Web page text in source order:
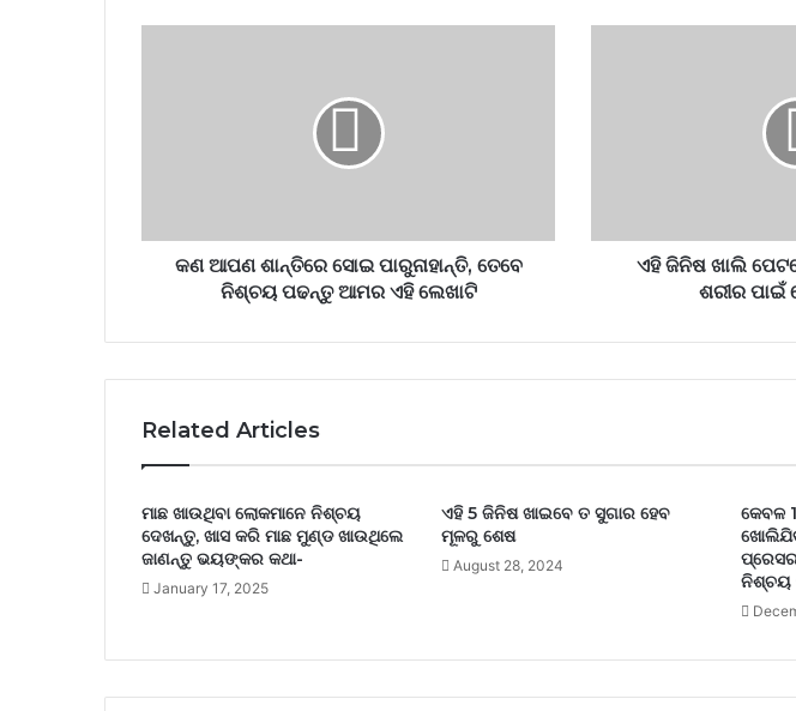
କଣ ଆପଣ ଶାନ୍ତିରେ ସୋଇ ପାରୁନାହାନ୍ତି, ତେବେ
ନିଶ୍ଚୟ ପଢନ୍ତୁ ଆମର ଏହି ଲେଖାଟି
ଏହି ଜିନିଷ ଖାଲି
ଶରୀର ପାଇଁ
Related Articles
ମାଛ ଖାଉଥିବା ଲୋକମାନେ ନିଶ୍ଚୟ
ଦେଖନ୍ତୁ, ଖାସ କରି ମାଛ ମୁଣ୍ଡ ଖାଉଥିଲେ
ଜାଣନ୍ତୁ ଭୟଙ୍କର କଥା-
January 17, 2025
ଏହି 5 ଜିନିଷ ଖାଇବେ ତ ସୁଗାର ହେବ
ମୂଳରୁ ଶେଷ
August 28, 2024
କେବଳ
ନିଶ୍ଚୟ